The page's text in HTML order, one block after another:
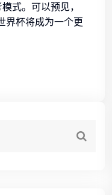
式。可以预见，
界杯将成为一个更